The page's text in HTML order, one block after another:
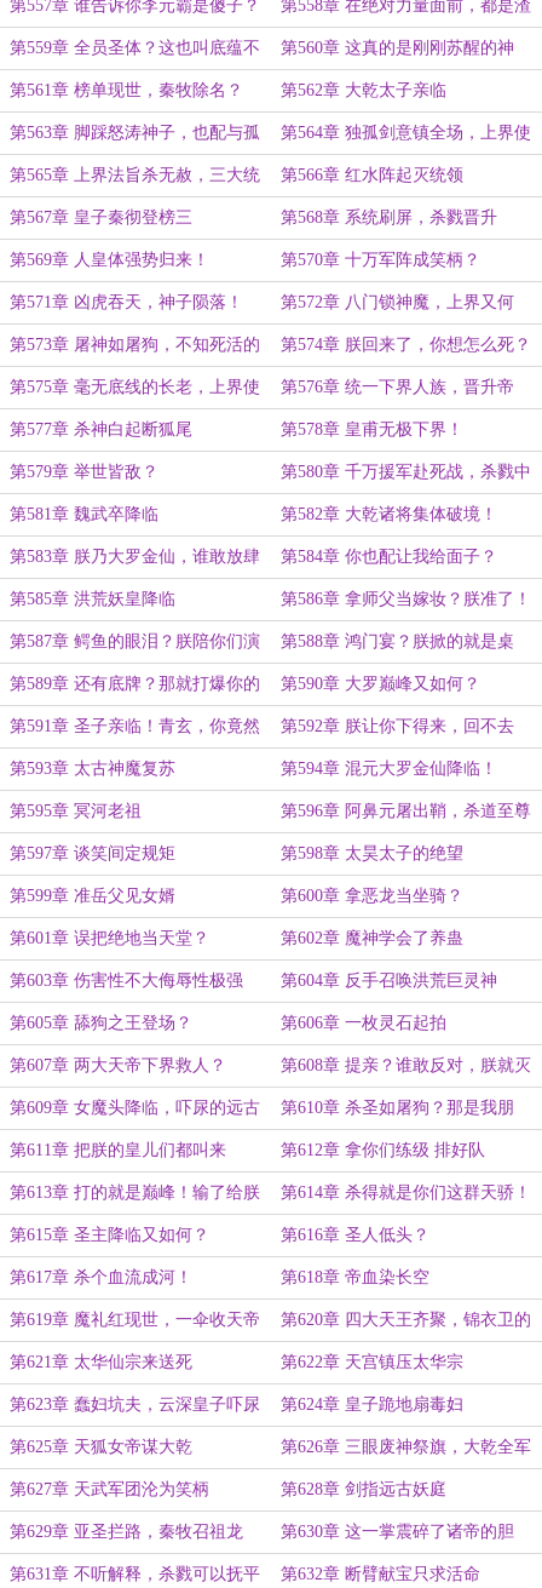
第557章 谁告诉你李元霸是傻子？ 第558章 在绝对力量面前，都是渣
渣！
第559章 全员圣体？这也叫底蕴不
足？
第560章 这真的是刚刚苏醒的神
体？
第561章 榜单现世，秦牧除名？ 第562章 大乾太子亲临
第563章 脚踩怒涛神子，也配与孤
谈成色？
第564章 独孤剑意镇全场，上界使
者的乌龙！
第565章 上界法旨杀无赦，三大统
领围天宫！
第566章 红水阵起灭统领
第567章 皇子秦彻登榜三 第568章 系统刷屏，杀戮晋升
第569章 人皇体强势归来！ 第570章 十万军阵成笑柄？
第571章 凶虎吞天，神子陨落！ 第572章 八门锁神魔，上界又何
妨！
第573章 屠神如屠狗，不知死活的
萧天！
第574章 朕回来了，你想怎么死？
第575章 毫无底线的长老，上界使
者降临！
第576章 统一下界人族，晋升帝
朝！
第577章 杀神白起断狐尾 第578章 皇甫无极下界！
第579章 举世皆敌？ 第580章 千万援军赴死战，杀戮中
全员飞升！
第581章 魏武卒降临 第582章 大乾诸将集体破境！
第583章 朕乃大罗金仙，谁敢放肆 第584章 你也配让我给面子？
第585章 洪荒妖皇降临 第586章 拿师父当嫁妆？朕准了！
第587章 鳄鱼的眼泪？朕陪你们演
戏！
第588章 鸿门宴？朕掀的就是桌
子！
第589章 还有底牌？那就打爆你的
底牌！
第590章 大罗巅峰又如何？
第591章 圣子亲临！青玄，你竟然
给人戴绿帽？
第592章 朕让你下得来，回不去
第593章 太古神魔复苏 第594章 混元大罗金仙降临！
第595章 冥河老祖 第596章 阿鼻元屠出鞘，杀道至尊
显威
第597章 谈笑间定规矩 第598章 太昊太子的绝望
第599章 准岳父见女婿 第600章 拿恶龙当坐骑？
第601章 误把绝地当天堂？ 第602章 魔神学会了养蛊
第603章 伤害性不大侮辱性极强 第604章 反手召唤洪荒巨灵神
第605章 舔狗之王登场？ 第606章 一枚灵石起拍
第607章 两大天帝下界救人？ 第608章 提亲？谁敢反对，朕就灭
了谁！
第609章 女魔头降临，吓尿的远古
天庭！
第610章 杀圣如屠狗？那是我朋
友！
第611章 把朕的皇儿们都叫来 第612章 拿你们练级 排好队
第613章 打的就是巅峰！输了给朕
跪下！
第614章 杀得就是你们这群天骄！
第615章 圣主降临又如何？ 第616章 圣人低头？
第617章 杀个血流成河！ 第618章 帝血染长空
第619章 魔礼红现世，一伞收天帝 第620章 四大天王齐聚，锦衣卫的
手段
第621章 太华仙宗来送死 第622章 天宫镇压太华宗
第623章 蠢妇坑夫，云深皇子吓尿
了
第624章 皇子跪地扇毒妇
第625章 天狐女帝谋大乾 第626章 三眼废神祭旗，大乾全军
出击
第627章 天武军团沦为笑柄 第628章 剑指远古妖庭
第629章 亚圣拦路，秦牧召祖龙 第630章 这一掌震碎了诸帝的胆
第631章 不听解释，杀戮可以抚平 第632章 断臂献宝只求活命